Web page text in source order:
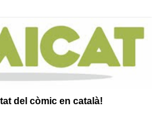
del còmic en català!